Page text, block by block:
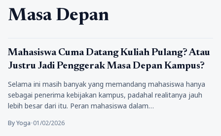
Masa Depan
Pendidikan
Mahasiswa Cuma Datang Kuliah Pulang? Atau
Justru Jadi Penggerak Masa Depan Kampus?
Selama ini masih banyak yang memandang mahasiswa hanya
sebagai penerima kebijakan kampus, padahal realitanya jauh
lebih besar dari itu. Peran mahasiswa dalam…
By Yoga•01/02/2026